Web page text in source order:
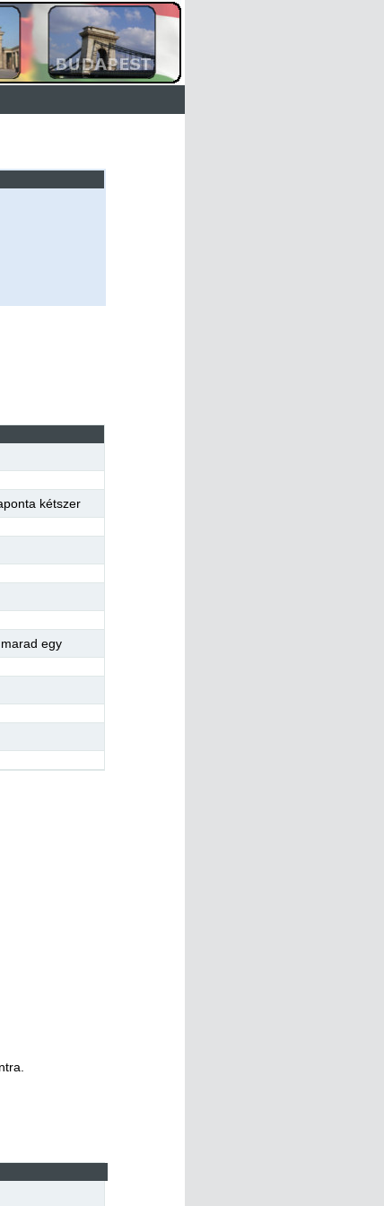
kétszer
egy